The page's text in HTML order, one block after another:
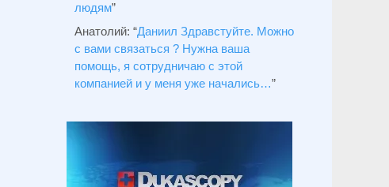
людям”
Анатолий: “Даниил Здравстуйте. Можно
с вами связаться ? Нужна ваша
помощь, я сотрудничаю с этой
компанией и у меня уже начались…”